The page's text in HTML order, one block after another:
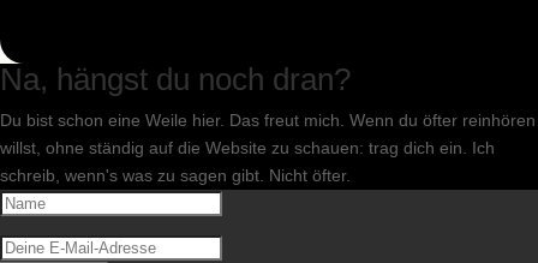
Na, hängst du noch dran?
Du bist schon eine Weile hier. Das freut mich. Wenn du öfter reinhören
willst, ohne ständig auf die Website zu schauen: trag dich ein. Ich
schreib, wenn's was zu sagen gibt. Nicht öfter.